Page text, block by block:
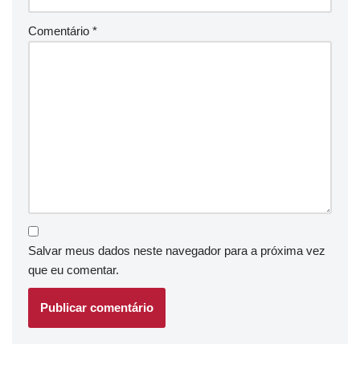
Comentário *
Salvar meus dados neste navegador para a próxima vez
que eu comentar.